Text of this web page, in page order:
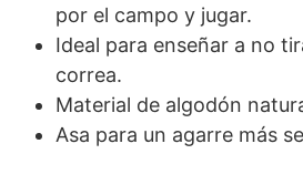
por el campo y jugar.
Ideal para enseñar a no
correa.
Material de algodón
Asa para un agarre más